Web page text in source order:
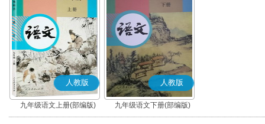
人教版
九年级语文上册(部编版)
人教版
九年级语文下册(部编版)